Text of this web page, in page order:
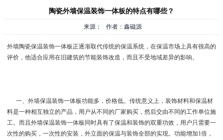
陶瓷外墙保温装饰一体板的特点有哪些？
来源： 作者：鑫磁源
外墙陶瓷保温装饰一体板正逐渐取代传统的保温系统，在保温市场上具有很高的
评价，他适合应用在旧建筑的节能装饰改造，而且不受地域差异的影响。
一、外墙保温装饰一体板功能多，价格低。传统意义上，装饰材料和保温材
料是一种相互独立的产品，用户从不同的厂家购买，然后交由不同的工作单位施
工。而且外墙保温装饰一体板同时具有了保温和装饰的双重功效，用户只需要一
次性的购买，一次性的安装，外立面的保温与装饰全部的实现。功能增加1倍，